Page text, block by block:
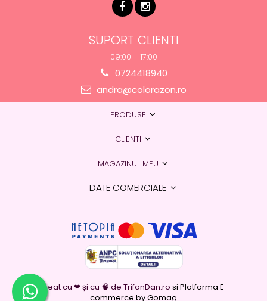
SUPORT CLIENTI
09:00 - 17:00
0724418940
andra@colorazon.ro
PRODUSE
CLIENTI
MAGAZINUL MEU
DATE COMERCIALE
Creat cu ❤ și cu 🧠 de TrifanDan.ro si Platforma E-
commerce by Gomag